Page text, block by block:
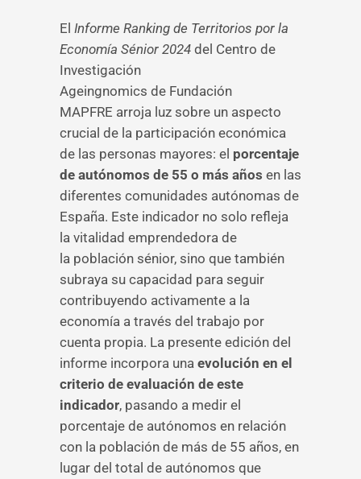
El Informe Ranking de Territorios por la
Economía Sénior 2024 del Centro de
Investigación
Ageingnomics de Fundación
MAPFRE arroja luz sobre un aspecto
crucial de la participación económica
de las personas mayores: el porcentaje
de autónomos de 55 o más años en las
diferentes comunidades autónomas de
España. Este indicador no solo refleja
la vitalidad emprendedora de
la población sénior, sino que también
subraya su capacidad para seguir
contribuyendo activamente a la
economía a través del trabajo por
cuenta propia. La presente edición del
informe incorpora una evolución en el
criterio de evaluación de este
indicador, pasando a medir el
porcentaje de autónomos en relación
con la población de más de 55 años, en
lugar del total de autónomos que